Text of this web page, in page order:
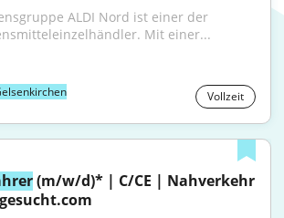
ALDI Nord ist einer der
Mit einer...
Vollzeit
(m/w/d)* | C/CE | Nahverkehr